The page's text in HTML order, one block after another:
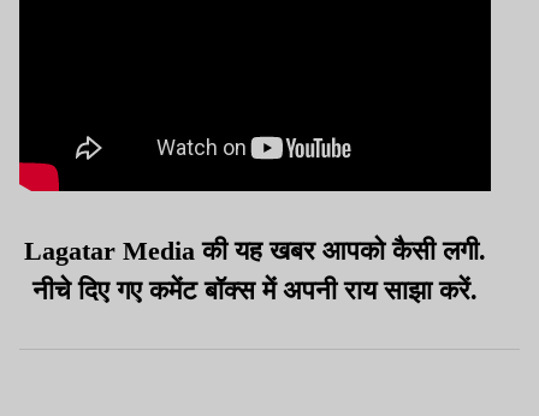
Lagatar Media की यह खबर आपको कैसी लगी.
नीचे दिए गए कमेंट बॉक्स में अपनी राय साझा करें.